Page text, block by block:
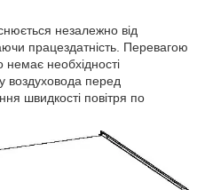
незалежно від
працездатність. Перевагою
необхідності
воздуховода перед
швидкості повітря по